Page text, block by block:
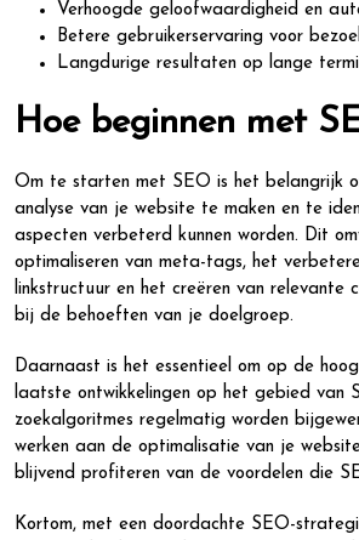
Verhoogde geloofwaardigheid en
Betere gebruikerservaring voor
Langdurige resultaten op lange
Hoe beginnen met
Om te starten met SEO is het belangrijk
analyse van je website te maken en te
aspecten verbeterd kunnen worden. Dit
optimaliseren van meta-tags, het
linkstructuur en het creëren van relevante
bij de behoeften van je doelgroep.
Daarnaast is het essentieel om op de
laatste ontwikkelingen op het gebied van
zoekalgoritmes regelmatig worden
werken aan de optimalisatie van je
blijvend profiteren van de voordelen die
Kortom, met een doordachte SEO-